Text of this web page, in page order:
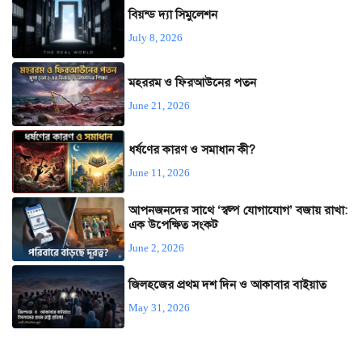
বিয়ন্ড দ্যা সিমুলেশন
July 8, 2026
মহররম ও ফিরআউনের পতন
June 21, 2026
ধর্ষণের কারণ ও সমাধান কী?
June 11, 2026
আপনজনদের সাথে ‘স্বল্প যোগাযোগ’ বজায় রাখা:
এক উপেক্ষিত সংকট
June 2, 2026
জিলহজের প্রথম দশ দিন ও আকাবার বাইয়াত
May 31, 2026